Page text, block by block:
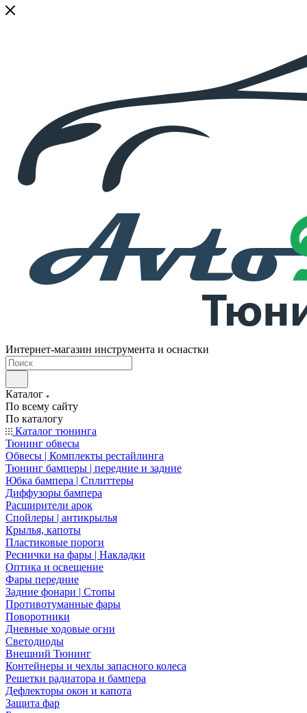
Интернет-магазин инструмента и оснастки
Каталог
По всему сайту
По каталогу
Каталог тюнинга
Тюнинг обвесы
Обвесы | Комплекты рестайлинга
Тюнинг бамперы | передние и задние
Юбка бампера | Сплиттеры
Диффузоры бампера
Расширители арок
Спойлеры | антикрылья
Крылья, капоты
Пластиковые пороги
Реснички на фары | Накладки
Оптика и освещение
Фары передние
Задние фонари | Стопы
Противотуманные фары
Поворотники
Дневные ходовые огни
Светодиоды
Внешний Тюнинг
Контейнеры и чехлы запасного колеса
Решетки радиатора и бампера
Дефлекторы окон и капота
Защита фар